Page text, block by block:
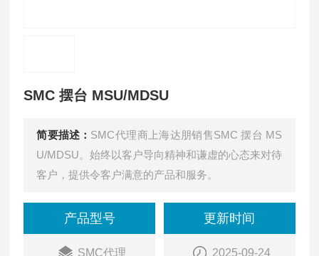
SMC 摆台 MSU/MDSU
简要描述： SMC代理商上海达朋销售SMC 摆台 MS
U/MDSU。始终以客户导向精神和谦虚的心态来对待
客户，提供令客户满意的产品和服务。
产品型号
SMC代理
更新时间
2025-09-24